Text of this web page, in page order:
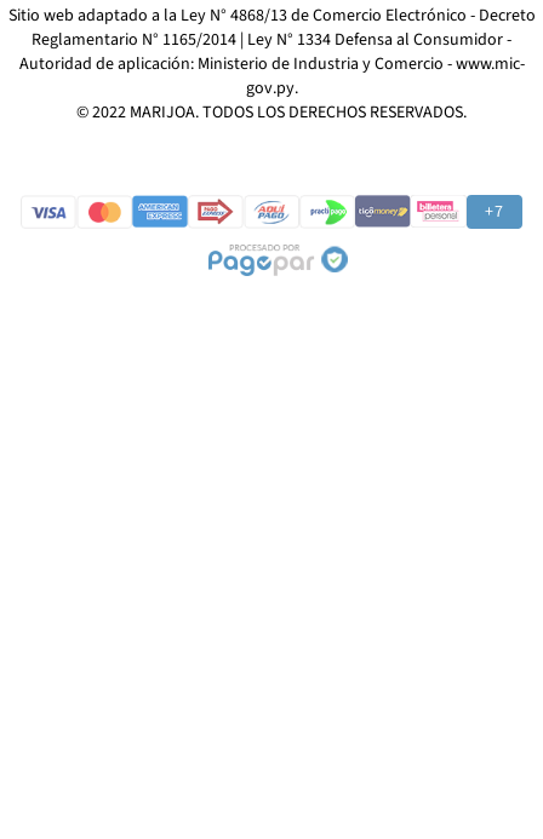
Devoluciones
Reclamos
Preguntas Frecuentes
Términos y Condiciones
Sitio web adaptado a la Ley N° 4868/13 de Comercio Electrónico - Decreto
Reglamentario N° 1165/2014 | Ley N° 1334 Defensa al Consumidor -
Autoridad de aplicación: Ministerio de Industria y Comercio -www.mic-
gov.py.
© 2022 MARIJOA. TODOS LOS DERECHOS RESERVADOS.